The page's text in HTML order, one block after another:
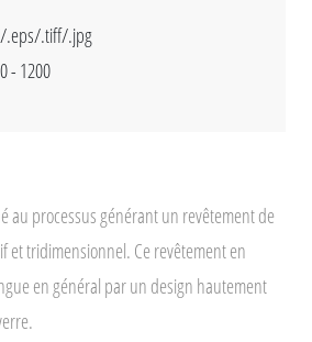
.eps/.tiff/.jpg
- 1200
au processus générant un revêtement de
et tridimensionnel. Ce revêtement en
en général par un design hautement